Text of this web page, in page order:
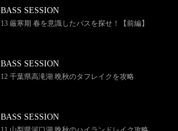
BASS SESSION
13 厳寒期 春を意識したバスを探せ！【前編】
BASS SESSION
12 千葉県高滝湖 晩秋のタフレイクを攻略
BASS SESSION